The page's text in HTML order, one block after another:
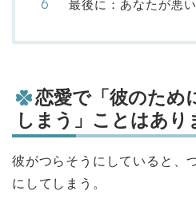
最後に：あなたが悪
恋愛で「彼のため
しまう」ことはあり
彼がつらそうにしていると、
にしてしまう。